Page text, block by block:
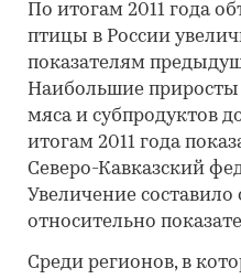
По итогам 2011 года
птицы в России
показателям
Наибольшие приросты
мяса и субпродуктов
итогам 2011 года
Северо-Кавказский
Увеличение составило
относительно
Среди регионов, в